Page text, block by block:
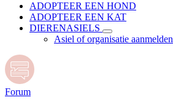
ADOPTEER EEN HOND
ADOPTEER EEN KAT
DIERENASIELS
Asiel of organisatie aanmelden
Forum